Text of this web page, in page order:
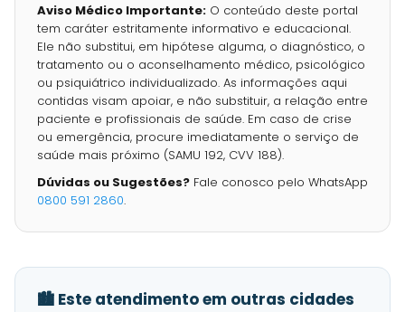
Aviso Médico Importante: O conteúdo deste portal
tem caráter estritamente informativo e educacional.
Ele não substitui, em hipótese alguma, o diagnóstico, o
tratamento ou o aconselhamento médico, psicológico
ou psiquiátrico individualizado. As informações aqui
contidas visam apoiar, e não substituir, a relação entre
paciente e profissionais de saúde. Em caso de crise
ou emergência, procure imediatamente o serviço de
saúde mais próximo (SAMU 192, CVV 188).
Dúvidas ou Sugestões? Fale conosco pelo WhatsApp
0800 591 2860.
🏙️ Este atendimento em outras cidades